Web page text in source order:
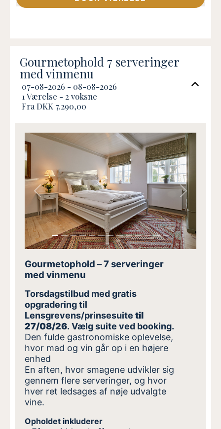
omgivelser. Adgang til sauna.
Gourmetophold 7 serveringer
med vinmenu
07-08-2026 - 08-08-2026
1 Værelse - 2voksne
Fra DKK 7.290,00
Previous Next
Gourmetophold – 7 serveringer
med vinmenu
Torsdagstilbud med gratis
opgradering til
Lensgrevens/prinsesuite til
27/08/26. Vælg suite ved booking.
Den fulde gastronomiske oplevelse,
hvor mad og vin går op i en højere
enhed
En aften, hvor smagene udvikler sig
gennem flere serveringer, og hvor
hver ret ledsages af nøje udvalgte
vine.
Opholdet inkluderer